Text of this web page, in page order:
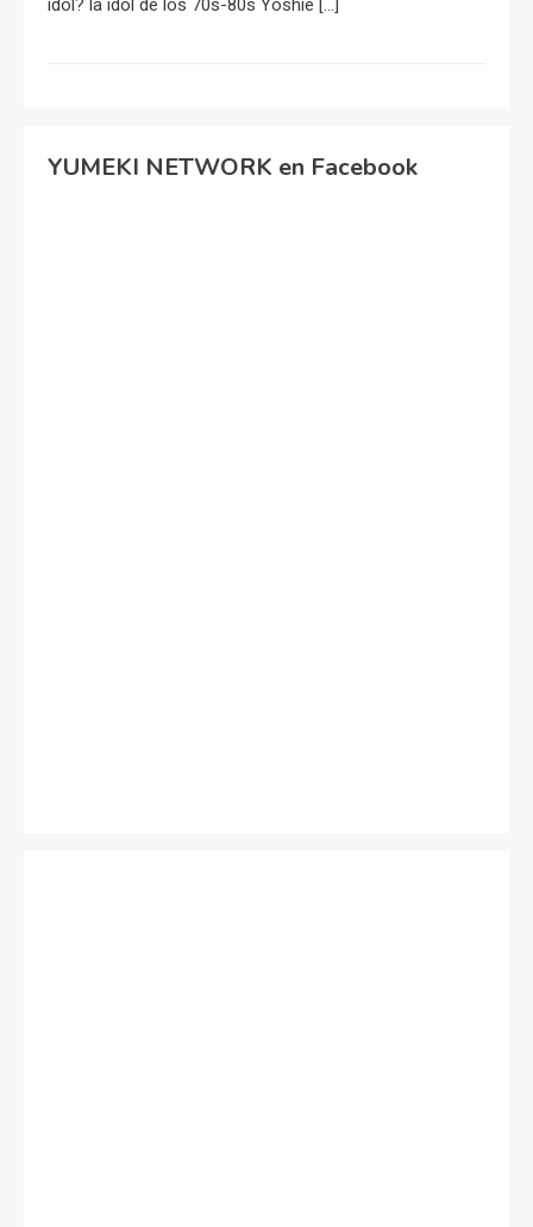
idol? la idol de los 70s-80s Yoshie […]
YUMEKI NETWORK en Facebook